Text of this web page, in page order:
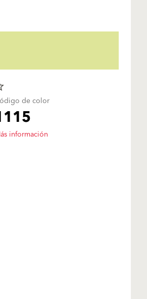
de color
información